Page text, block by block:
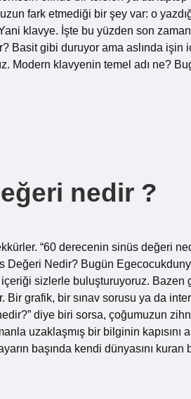
fark etmediği bir şey var: o
klavye. İşte bu yüzden son
Basit gibi duruyor ama aslında işin
Modern klavyenin temel adı ne?
nedir ?
“60 derecenin sinüs değeri
Nedir? Bugün
içeriği sizlerle buluşturuyoruz. Bazen
Bir grafik, bir sınav sorusu ya da
diye biri sorsa, çoğumuzun
uzaklaşmış bir bilginin kapısını
başında kendi dünyasını kuran